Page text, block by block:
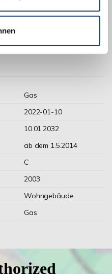
Gas
2022-01-10
10.01.2032
ab dem 1.5.2014
C
2003
Wohngebäude
Gas